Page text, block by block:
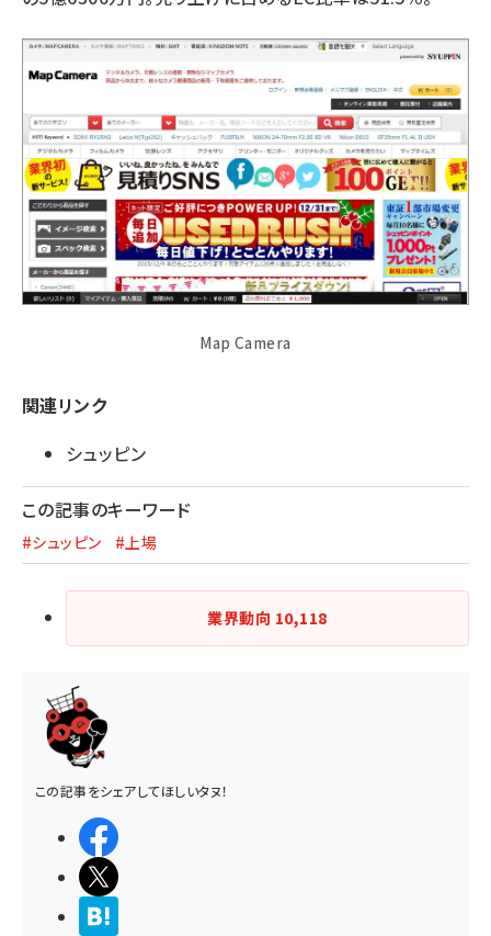
Map Camera
関連リンク
シュッピン
この記事のキーワード
#シュッピン #上場
業界動向 10,118
この記事をシェアしてほしいタヌ！